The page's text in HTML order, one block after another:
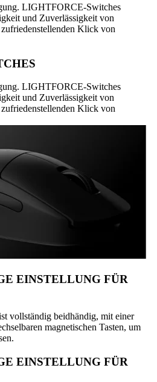
LIGHTFORCE-Switches
und Zuverlässigkeit von
Klick von
LIGHTFORCE-Switches
und Zuverlässigkeit von
Klick von
EINSTELLUNG FÜR
vollständig beidhändig, mit einer
magnetischen Tasten, um
EINSTELLUNG FÜR